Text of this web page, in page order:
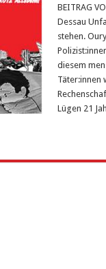
BEITRAG
Dessau
stehen.
diesem
Täter:innen
Lügen 21